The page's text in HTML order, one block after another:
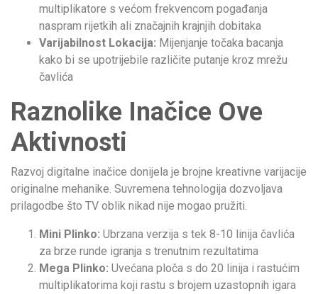
multiplikatore s većom frekvencom pogađanja
naspram rijetkih ali značajnih krajnjih dobitaka
Varijabilnost Lokacija: Mijenjanje točaka bacanja
kako bi se upotrijebile različite putanje kroz mrežu
čavlića
Raznolike Inačice Ove
Aktivnosti
Razvoj digitalne inačice donijela je brojne kreativne varijacije
originalne mehanike. Suvremena tehnologija dozvoljava
prilagodbe što TV oblik nikad nije mogao pružiti.
Mini Plinko: Ubrzana verzija s tek 8-10 linija čavlića
za brze runde igranja s trenutnim rezultatima
Mega Plinko: Uvećana ploča s do 20 linija i rastućim
multiplikatorima koji rastu s brojem uzastopnih igara